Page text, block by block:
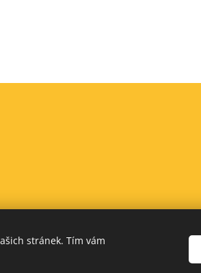
stránek. Tím vám